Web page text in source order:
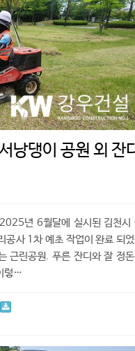
낭댕이 공원 외 잔
년 6월달에 실시된 김천시
공사 1차 예초 작업이 완료 되
근린공원. 푸른 잔디와 잘 정
렇…